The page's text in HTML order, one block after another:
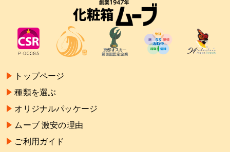
トップページ
種類を選ぶ
オリジナルパッケージ
ムーブ 激安の理由
ご利用ガイド